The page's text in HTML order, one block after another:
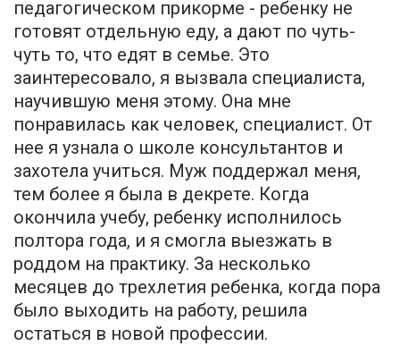
педагогическом прикорме - ребенку не
готовят отдельную еду, а дают по чуть-
чуть то, что едят в семье. Это
заинтересовало, я вызвала специалиста,
научившую меня этому. Она мне
понравилась как человек, специалист. От
нее я узнала о школе консультантов и
захотела учиться. Муж поддержал меня,
тем более я была в декрете. Когда
окончила учебу, ребенку исполнилось
полтора года, и я смогла выезжать в
роддом на практику. За несколько
месяцев до трехлетия ребенка, когда пора
было выходить на работу, решила
остаться в новой профессии.